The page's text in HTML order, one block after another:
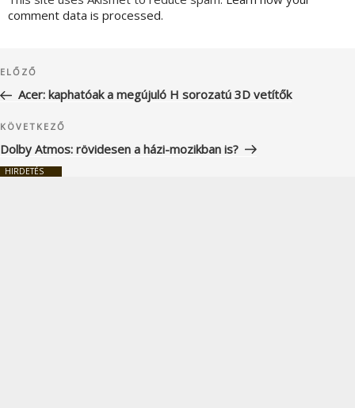
comment data is processed.
navigáció
Korábbi
bejegyzés
ELŐZŐ
Acer: kaphatóak a megújuló H sorozatú 3D vetítők
Következő
bejegyzés
KÖVETKEZŐ
Dolby Atmos: rövidesen a házi-mozikban is?
HIRDETÉS